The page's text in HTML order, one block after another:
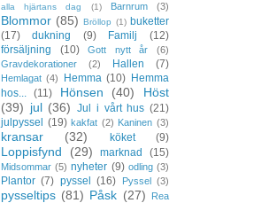
alla hjärtans dag (1) Barnrum (3)
Blommor (85) Bröllop (1) buketter
(17)
dukning (9) Familj
(12)
försäljning
(10) Gott nytt år
(6)
Gravdekorationer
(2) Hallen (7)
Hemlagat (4) Hemma (10) Hemma
hos...
(11) Hönsen (40)
Höst
(39) jul (36) Jul i vårt hus (21)
julpyssel
(19) kakfat (2) Kaninen (3)
kransar (32) köket (9)
Loppisfynd (29) marknad (15)
Midsommar (5) nyheter (9) odling (3)
Plantor (7) pyssel (16) Pyssel (3)
pysseltips (81) Påsk (27)
Rea